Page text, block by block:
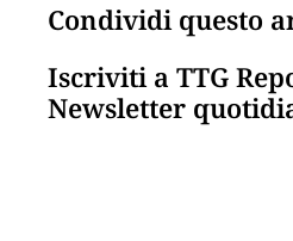
Condividi questo
Iscriviti a TTG
Newsletter